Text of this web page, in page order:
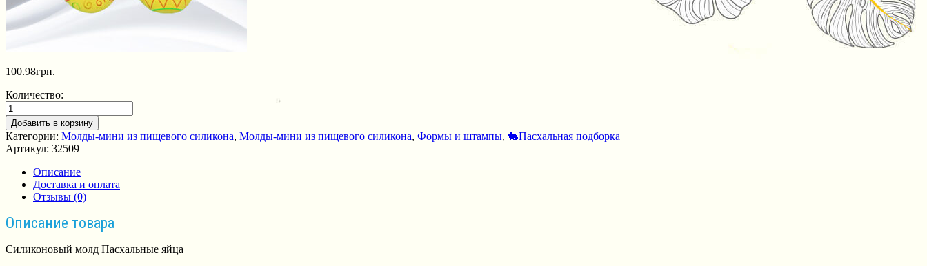
100.98грн.
Количество:
Добавить в корзину
Категории: Молды-мини из пищевого силикона, Молды-мини из пищевого силикона, Формы и штампы, 🐇Пасхальная подборка
Артикул: 32509
Описание
Доставка и оплата
Отзывы (0)
Описание товара
Силиконовый молд Пасхальные яйца